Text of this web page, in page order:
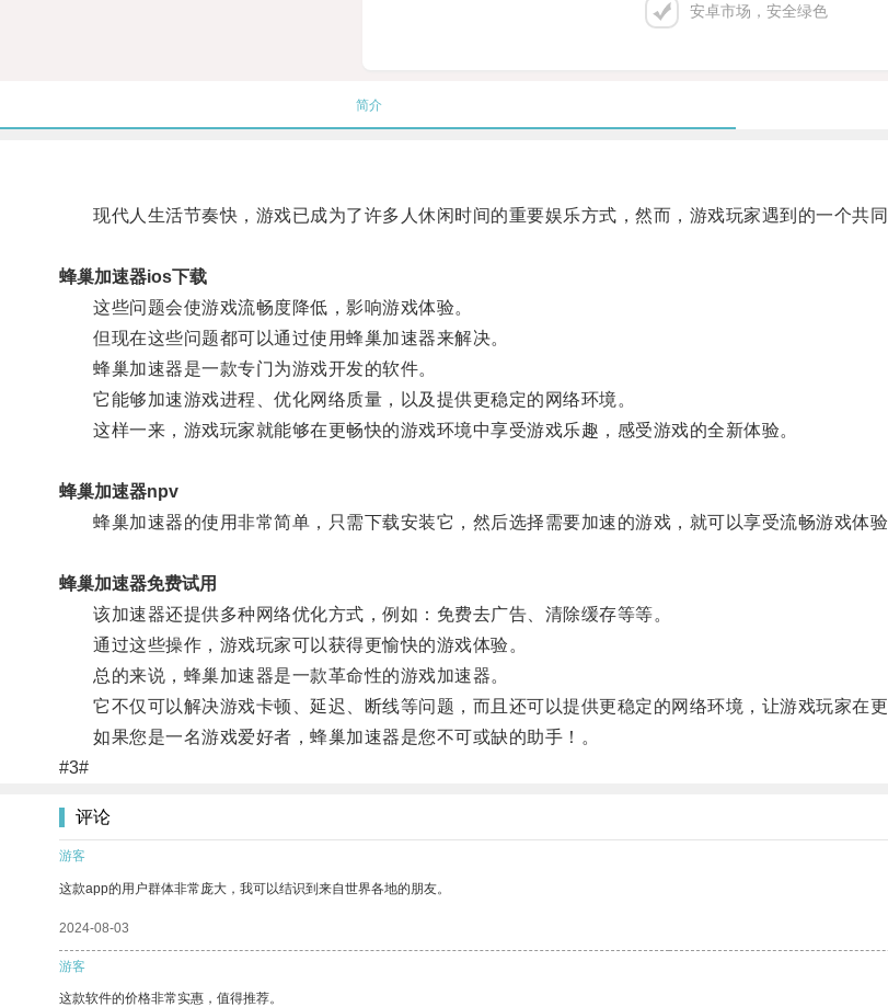
安卓市场，安全绿色
简介
现代人生活节奏快，游戏已成为了许多人休闲时间的重要娱乐方式，然而，游戏玩家遇到的一个共同
蜂巢加速器ios下载
这些问题会使游戏流畅度降低，影响游戏体验。
但现在这些问题都可以通过使用蜂巢加速器来解决。
蜂巢加速器是一款专门为游戏开发的软件。
它能够加速游戏进程、优化网络质量，以及提供更稳定的网络环境。
这样一来，游戏玩家就能够在更畅快的游戏环境中享受游戏乐趣，感受游戏的全新体验。
蜂巢加速器npv
蜂巢加速器的使用非常简单，只需下载安装它，然后选择需要加速的游戏，就可以享受流畅游戏体验
蜂巢加速器免费试用
该加速器还提供多种网络优化方式，例如：免费去广告、清除缓存等等。
通过这些操作，游戏玩家可以获得更愉快的游戏体验。
总的来说，蜂巢加速器是一款革命性的游戏加速器。
它不仅可以解决游戏卡顿、延迟、断线等问题，而且还可以提供更稳定的网络环境，让游戏玩家在更
如果您是一名游戏爱好者，蜂巢加速器是您不可或缺的助手！。
#3#
评论
游客
这款app的用户群体非常庞大，我可以结识到来自世界各地的朋友。
2024-08-03
游客
这款软件的价格非常实惠，值得推荐。